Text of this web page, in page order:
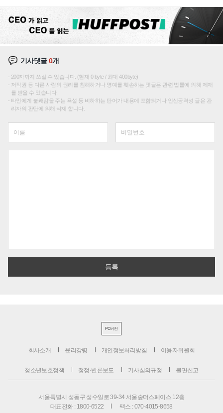
기사댓글0개
200자까지 쓰실 수 있습니다. (현재 0 byte / 최대 400byte)
저작권 등 다른 사람의 권리를 침해하거나 명예를 훼손하는 댓글은 관련 법률에 의해 제재
를 받을 수 있습니다.
타인에게 불쾌감을 주는 욕설 등 비하하는 단어가 내용에 포함되거나 인신공격성 글은 관
리자의 판단에 의해 삭제 합니다.
PC버전
회사소개 윤리강령 개인정보처리방침 이용자위원회
청소년보호정책 정정·반론보도 기사심의규정 불편신고
서울특별시 성동구 성수일로 39-34 서울숲더스페이스 12층
대표전화 : 1800-6522
팩스 : 070-4015-8658